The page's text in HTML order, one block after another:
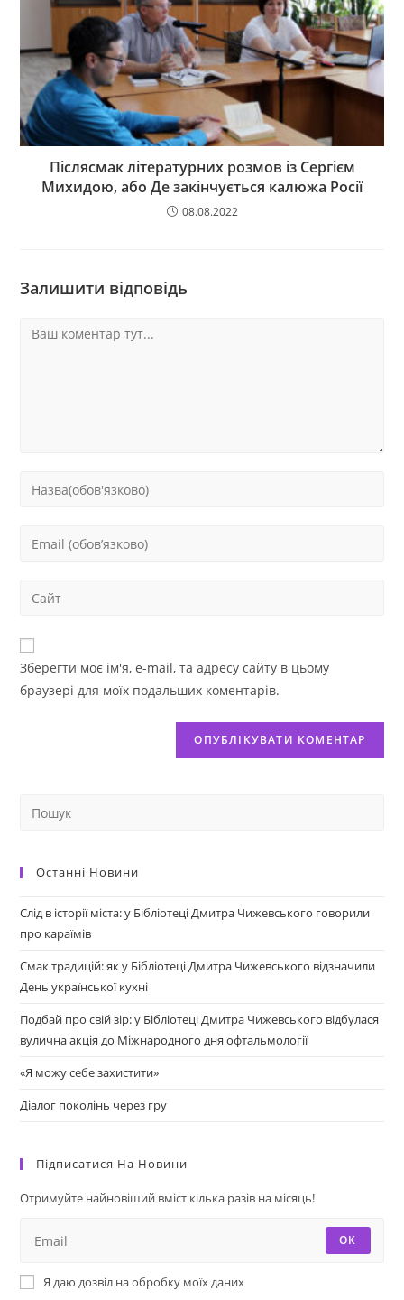
Післясмак літературних розмов із Сергієм
Михидою, або Де закінчується калюжа Росії
08.08.2022
Залишити відповідь
Зберегти моє ім'я, e-mail, та адресу сайту в цьому
браузері для моїх подальших коментарів.
Останні Новини
Слід в історії міста: у Бібліотеці Дмитра Чижевського говорили
про караїмів
Смак традицій: як у Бібліотеці Дмитра Чижевського відзначили
День української кухні
Подбай про свій зір: у Бібліотеці Дмитра Чижевського відбулася
вулична акція до Міжнародного дня офтальмології
«Я можу себе захистити»
Діалог поколінь через гру
Підписатися На Новини
Отримуйте найновіший вміст кілька разів на місяць!
ОК
Я даю дозвіл на обробку моїх даних